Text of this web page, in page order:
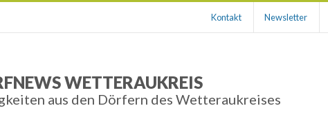
Kontakt Newsletter
WETTERAUKREIS
aus den Dörfern des Wetteraukreises